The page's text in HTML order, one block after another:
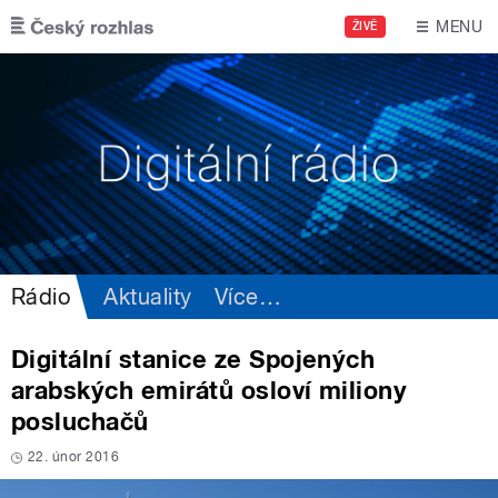
Přejít k hlavnímu obsahu
ŽIVĚ MENU
Rádio Aktuality Více…
Digitální stanice ze Spojených
arabských emirátů osloví miliony
posluchačů
22. únor 2016